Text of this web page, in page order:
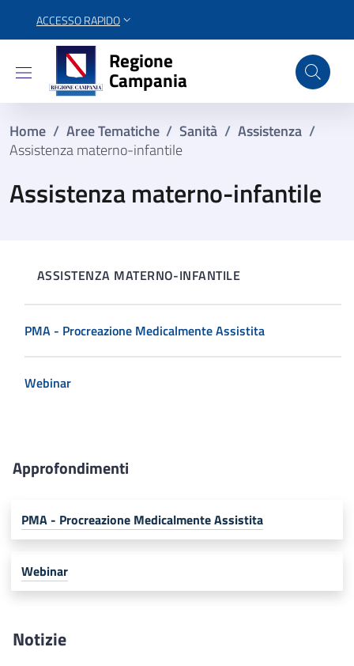
ACCESSO RAPIDO
Regione Campania
Regione
Campania
Home / Aree Tematiche / Sanità / Assistenza /
Assistenza materno-infantile
Assistenza materno-infantile
ASSISTENZA MATERNO-INFANTILE
PMA - Procreazione Medicalmente Assistita
Webinar
Approfondimenti
PMA - Procreazione Medicalmente Assistita
Webinar
Notizie